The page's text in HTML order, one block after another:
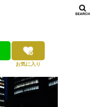
お気に入り